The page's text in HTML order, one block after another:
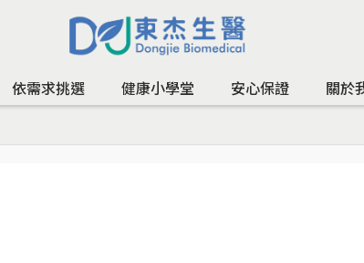
依需求挑選 健康小學堂 安心保證 關於